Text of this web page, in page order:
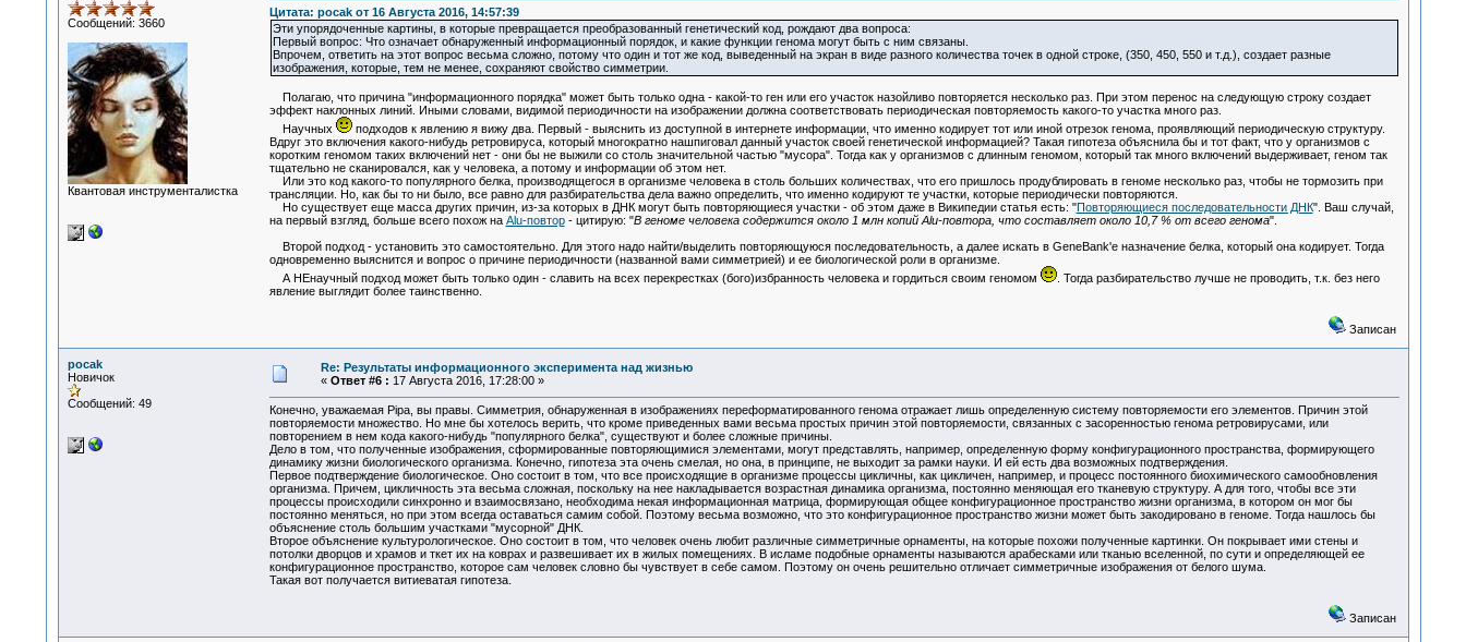
Сообщений: 3660
Квантовая инструменталистка
Цитата: pocak от 16 Августа 2016, 14:57:39
Эти упорядоченные картины, в которые превращается преобразованный генетический код, рождают два вопроса:
Первый вопрос: Что означает обнаруженный информационный порядок, и какие функции генома могут быть с ним связаны.
Впрочем, ответить на этот вопрос весьма сложно, потому что один и тот же код, выведенный на экран в виде разного количества точек в одной строке, (350, 450, 550 и т.д.), создает разные
изображения, которые, тем не менее, сохраняют свойство симметрии.
Полагаю, что причина "информационного порядка" может быть только одна - какой-то ген или его участок назойливо повторяется несколько раз. При этом перенос на следующую строку создает
эффект наклонных линий. Иными словами, видимой периодичности на изображении должна соответствовать периодическая повторяемость какого-то участка много раз.
Научных
подходов к явлению я вижу два. Первый - выяснить из доступной в интернете информации, что именно кодирует тот или иной отрезок генома, проявляющий периодическую структуру.
Вдруг это включения какого-нибудь ретровируса, который многократно нашпиговал данный участок своей генетической информацией? Такая гипотеза объяснила бы и тот факт, что у организмов с
коротким геномом таких включений нет - они бы не выжили со столь значительной частью "мусора". Тогда как у организмов с длинным геномом, который так много включений выдерживает, геном так
тщательно не сканировался, как у человека, а потому и информации об этом нет.
Или это код какого-то популярного белка, производящегося в организме человека в столь больших количествах, что его пришлось продублировать в геноме несколько раз, чтобы не тормозить при
трансляции. Но, как бы то ни было, все равно для разбирательства дела важно определить, что именно кодируют те участки, которые периодически повторяются.
Но существует еще масса других причин, из-за которых в ДНК могут быть повторяющиеся участки - об этом даже в Википедии статья есть: "Повторяющиеся последовательности ДНК". Ваш случай,
на первый взгляд, больше всего похож на Alu-повтор- цитирую: "В геноме человека содержится около 1 млн копий Alu-повтора, что составляет около 10,7 % от всего генома".
Второй подход - установить это самостоятельно. Для этого надо найти/выделить повторяющуюся последовательность, а далее искать в GeneBank'е назначение белка, который она кодирует. Тогда
одновременно выяснится и вопрос о причине периодичности (названной вами симметрией) и ее биологической роли в организме.
А НЕнаучный подход может быть только один - славить на всех перекрестках (бого)избранность человека и гордиться своим геномом
. Тогда разбирательство лучше не проводить, т.к. без него
явление выглядит более таинственно.
Записан
pocak
Новичок
Сообщений: 49
Re: Результаты информационного эксперимента над жизнью
« Ответ #6 : 17 Августа 2016, 17:28:00 »
Конечно, уважаемая Pipa, вы правы. Симметрия, обнаруженная в изображениях переформатированного генома отражает лишь определенную систему повторяемости его элементов. Причин этой
повторяемости множество. Но мне бы хотелось верить, что кроме приведенных вами весьма простых причин этой повторяемости, связанных с засоренностью генома ретровирусами, или
повторением в нем кода какого-нибудь "популярного белка", существуют и более сложные причины.
Дело в том, что полученные изображения, сформированные повторяющимися элементами, могут представлять, например, определенную форму конфигурационного пространства, формирующего
динамику жизни биологического организма. Конечно, гипотеза эта очень смелая, но она, в принципе, не выходит за рамки науки. И ей есть два возможных подтверждения.
Первое подтверждение биологическое. Оно состоит в том, что все происходящие в организме процессы цикличны, как цикличен, например, и процесс постоянного биохимического самообновления
организма. Причем, цикличность эта весьма сложная, поскольку на нее накладывается возрастная динамика организма, постоянно меняющая его тканевую структуру. А для того, чтобы все эти
процессы происходили синхронно и взаимосвязано, необходима некая информационная матрица, формирующая общее конфигурационное пространство жизни организма, в котором он мог бы
постоянно меняться, но при этом всегда оставаться самим собой. Поэтому весьма возможно, что это конфигурационное пространство жизни может быть закодировано в геноме. Тогда нашлось бы
объяснение столь большим участками "мусорной" ДНК.
Второе объяснение культурологическое. Оно состоит в том, что человек очень любит различные симметричные орнаменты, на которые похожи полученные картинки. Он покрывает ими стены и
потолки дворцов и храмов и ткет их на коврах и развешивает их в жилых помещениях. В исламе подобные орнаменты называются арабесками или тканью вселенной, по сути и определяющей ее
конфигурационное пространство, которое сам человек словно бы чувствует в себе самом. Поэтому он очень решительно отличает симметричные изображения от белого шума.
Такая вот получается витиеватая гипотеза.
Записан